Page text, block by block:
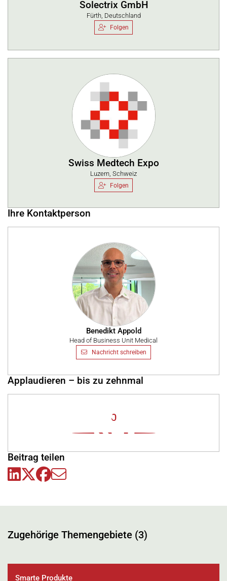
Solectrix GmbH
Fürth, Deutschland
Folgen
Swiss Medtech Expo
Luzern, Schweiz
Folgen
Ihre Kontaktperson
Benedikt Appold
Head of Business Unit Medical
Nachricht schreiben
Applaudieren – bis zu zehnmal
0
Beitrag teilen
Zugehörige Themengebiete (3)
Smarte Produkte